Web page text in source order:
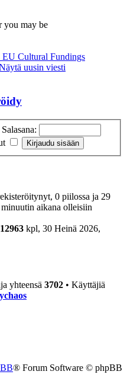
you may be
Cultural Fundings
uusin viesti
Salasana:
0 piilossa ja 29
aikana olleisiin
12963 kpl, 30 Heinä 2026,
yhteensä 3702 • Käyttäjiä
® Forum Software © phpBB